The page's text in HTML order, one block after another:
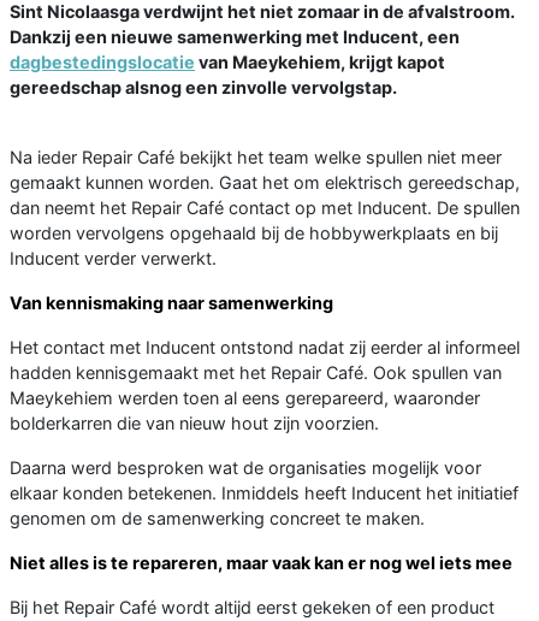
Sint Nicolaasga verdwijnt het niet zomaar in de afvalstroom.
Dankzij een nieuwe samenwerking met Inducent, een
dagbestedingslocatie van Maeykehiem, krijgt kapot
gereedschap alsnog een zinvolle vervolgstap.
Na ieder Repair Café bekijkt het team welke spullen niet meer
gemaakt kunnen worden. Gaat het om elektrisch gereedschap,
dan neemt het Repair Café contact op met Inducent. De spullen
worden vervolgens opgehaald bij de hobbywerkplaats en bij
Inducent verder verwerkt.
Van kennismaking naar samenwerking
Het contact met Inducent ontstond nadat zij eerder al informeel
hadden kennisgemaakt met het Repair Café. Ook spullen van
Maeykehiem werden toen al eens gerepareerd, waaronder
bolderkarren die van nieuw hout zijn voorzien.
Daarna werd besproken wat de organisaties mogelijk voor
elkaar konden betekenen. Inmiddels heeft Inducent het initiatief
genomen om de samenwerking concreet te maken.
Niet alles is te repareren, maar vaak kan er nog wel iets mee
Bij het Repair Café wordt altijd eerst gekeken of een product